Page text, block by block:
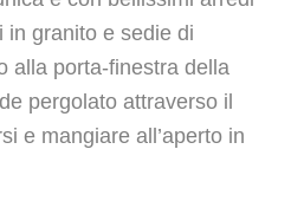
in granito e sedie di
alla porta-finestra della
pergolato attraverso il
e mangiare all’aperto in